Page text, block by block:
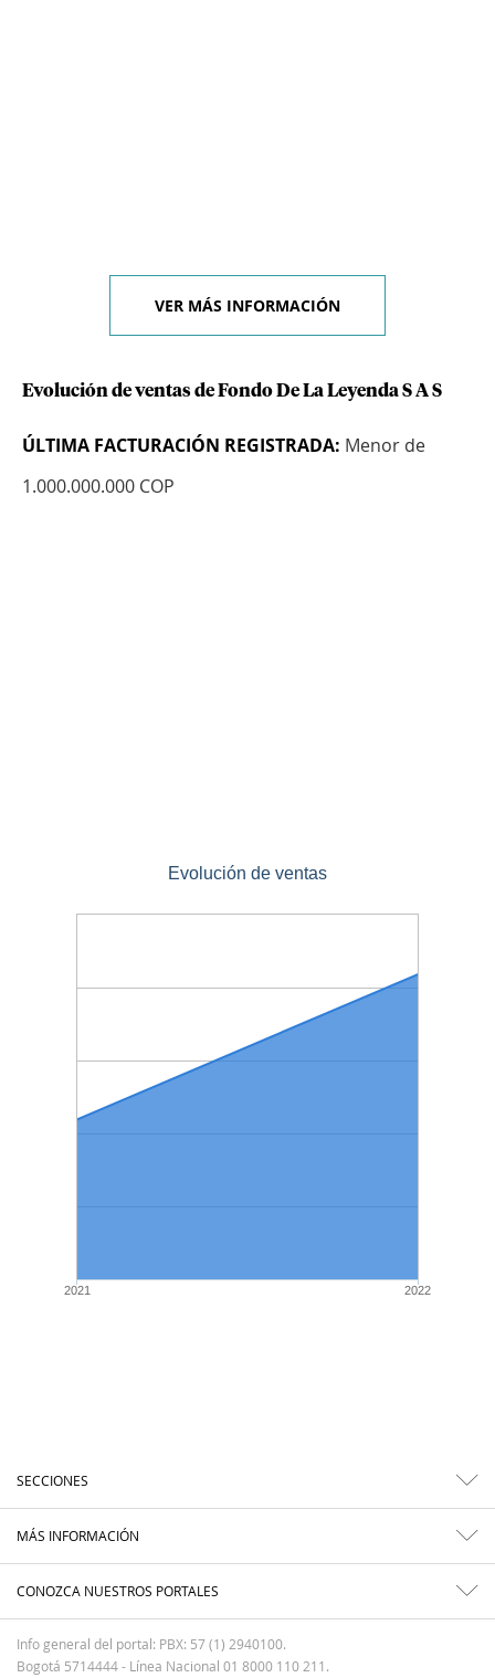
VER MÁS INFORMACIÓN
Evolución de ventas de Fondo De La Leyenda S A S
ÚLTIMA FACTURACIÓN REGISTRADA: Menor de
1.000.000.000 COP
Evolución de ventas
2021 2022
SECCIONES
MÁS INFORMACIÓN
CONOZCA NUESTROS PORTALES
Info general del portal: PBX: 57 (1) 2940100.
Bogotá 5714444 - Línea Nacional 01 8000 110 211.